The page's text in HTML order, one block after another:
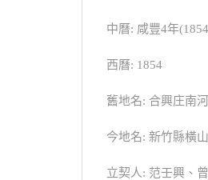
中曆: 咸豐4年
西曆: 1854
舊地名: 合興庄南
今地名: 新竹縣橫
立契人: 范壬興、